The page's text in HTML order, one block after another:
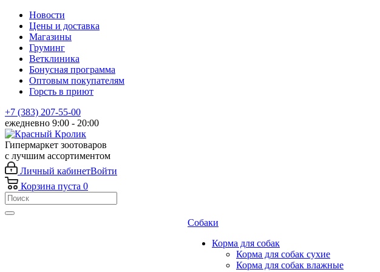
Новости
Цены и доставка
Магазины
Груминг
Ветклиника
Бонусная программа
Оптовым покупателям
Горсть в приют
+7 (383) 207-55-00
ежедневно 9:00 - 20:00
Гипермаркет зоотоваров
с лучшим ассортиментом
Личный кабинетВойти
Корзина пуста 0
Собаки
Корма для собак
Корма для собак сухие
Корма для собак влажные